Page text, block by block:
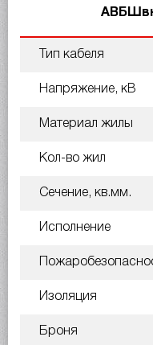
Тип кабеля
Напряжение, кВ
Материал жилы
Кол-во жил
Сечение, кв.мм.
Исполнение
Изоляция
Броня